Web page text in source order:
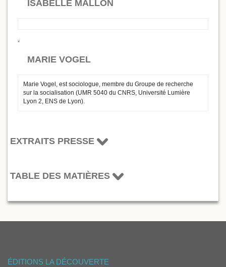
ISABELLE MALLON
MARIE VOGEL
Marie Vogel, est sociologue, membre du Groupe de recherche
sur la socialisation (UMR 5040 du CNRS, Université Lumière
Lyon 2, ENS de Lyon).
EXTRAITS PRESSE
TABLE DES MATIÈRES
ÉDITIONS LA DÉCOUVERTE